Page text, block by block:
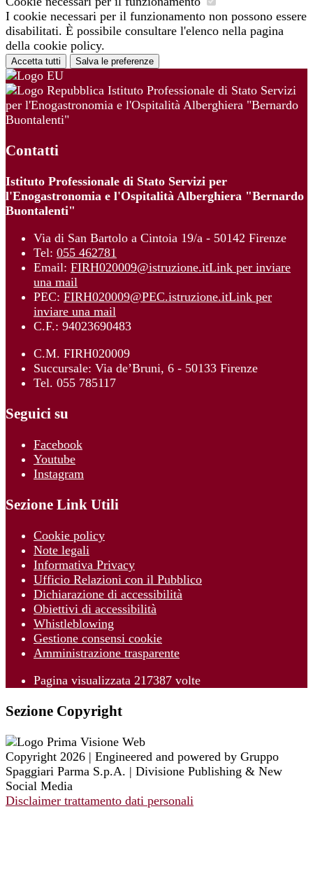
I cookie necessari per il funzionamento non possono essere
disabilitati. È possibile consultare l'elenco nella pagina
della cookie policy.
Accetta tutti Salva le preferenze
Istituto Professionale di Stato Servizi
per l'Enogastronomia e l'Ospitalità Alberghiera "Bernardo
Buontalenti"
Contatti
Istituto Professionale di Stato Servizi per
l'Enogastronomia e l'Ospitalità Alberghiera "Bernardo
Buontalenti"
Via di San Bartolo a Cintoia 19/a - 50142 Firenze
Tel: 055 462781
Email: FIRH020009@istruzione.itLink per inviare
una mail
PEC: FIRH020009@PEC.istruzione.itLink per
inviare una mail
C.F.: 94023690483
C.M. FIRH020009
Succursale: Via de’Bruni, 6 - 50133 Firenze
Tel. 055 785117
Seguici su
Facebook
Youtube
Instagram
Sezione Link Utili
Cookie policy
Note legali
Informativa Privacy
Ufficio Relazioni con il Pubblico
Dichiarazione di accessibilità
Obiettivi di accessibilità
Whistleblowing
Gestione consensi cookie
Amministrazione trasparente
Pagina visualizzata 217387 volte
Sezione Copyright
Copyright 2026 | Engineered and powered by Gruppo
Spaggiari Parma S.p.A. | Divisione Publishing & New
Social Media
Disclaimer trattamento dati personali